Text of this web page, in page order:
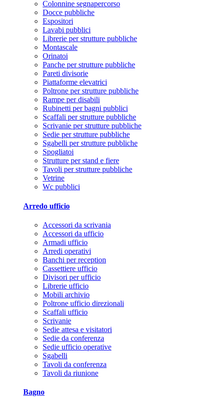
Colonnine segnapercorso
Docce pubbliche
Espositori
Lavabi pubblici
Librerie per strutture pubbliche
Montascale
Orinatoi
Panche per strutture pubbliche
Pareti divisorie
Piattaforme elevatrici
Poltrone per strutture pubbliche
Rampe per disabili
Rubinetti per bagni pubblici
Scaffali per strutture pubbliche
Scrivanie per strutture pubbliche
Sedie per strutture pubbliche
Sgabelli per strutture pubbliche
Spogliatoi
Strutture per stand e fiere
Tavoli per strutture pubbliche
Vetrine
Wc pubblici
Arredo ufficio
Accessori da scrivania
Accessori da ufficio
Armadi ufficio
Arredi operativi
Banchi per reception
Cassettiere ufficio
Divisori per ufficio
Librerie ufficio
Mobili archivio
Poltrone ufficio direzionali
Scaffali ufficio
Scrivanie
Sedie attesa e visitatori
Sedie da conferenza
Sedie ufficio operative
Sgabelli
Tavoli da conferenza
Tavoli da riunione
Bagno